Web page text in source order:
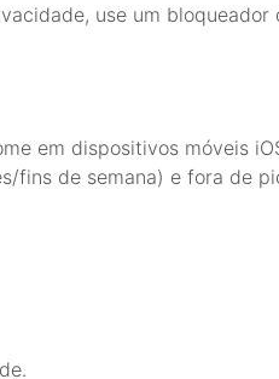
use um
em dispositivos móveis
fins de semana) e fora de